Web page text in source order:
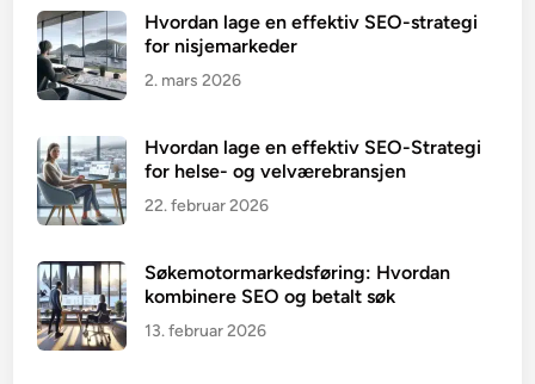
Hvordan lage en effektiv SEO-strategi
for nisjemarkeder
2. mars 2026
Hvordan lage en effektiv SEO-Strategi
for helse- og velværebransjen
22. februar 2026
Søkemotormarkedsføring: Hvordan
kombinere SEO og betalt søk
13. februar 2026